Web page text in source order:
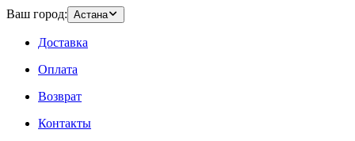
Ваш город: Астана
Доставка
Оплата
Возврат
Контакты